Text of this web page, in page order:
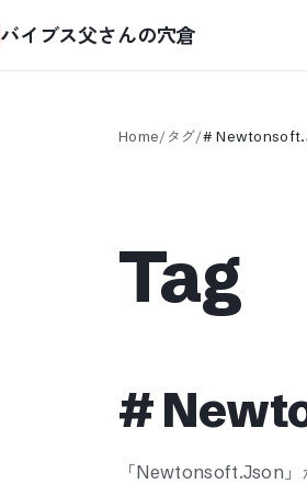
バイブス父さんの穴倉
Home/タグ/#
Tag
#
「Newtonsoft.Json